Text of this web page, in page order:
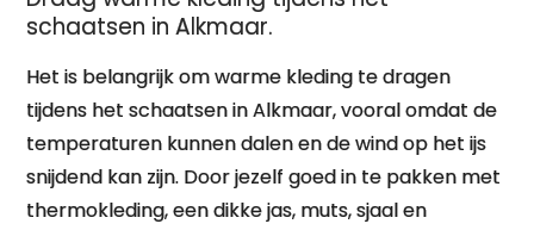
schaatsen in Alkmaar.
Het is belangrijk om warme kleding te dragen
tijdens het schaatsen in Alkmaar, vooral omdat de
temperaturen kunnen dalen en de wind op het ijs
snijdend kan zijn. Door jezelf goed in te pakken met
thermokleding, een dikke jas, muts, sjaal en